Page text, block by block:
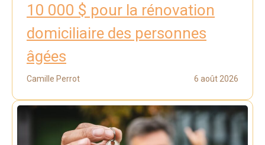
10 000 $ pour la rénovation
domiciliaire des personnes
âgées
Camille Perrot 6 août 2026